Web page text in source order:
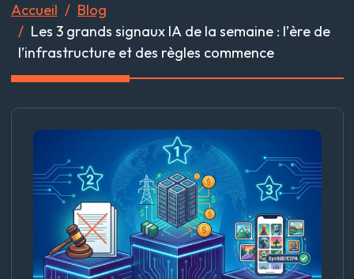
Accueil
Blog
Les 3 grands signaux IA de la semaine : l’ère de
l’infrastructure et des règles commence